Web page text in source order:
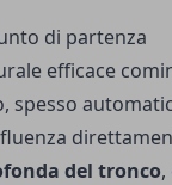
di partenza
efficace
spesso
del tronco